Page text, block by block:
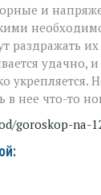
и
раздражать
удачно,
укрепляется.
в нее что-то
goroskop-na-